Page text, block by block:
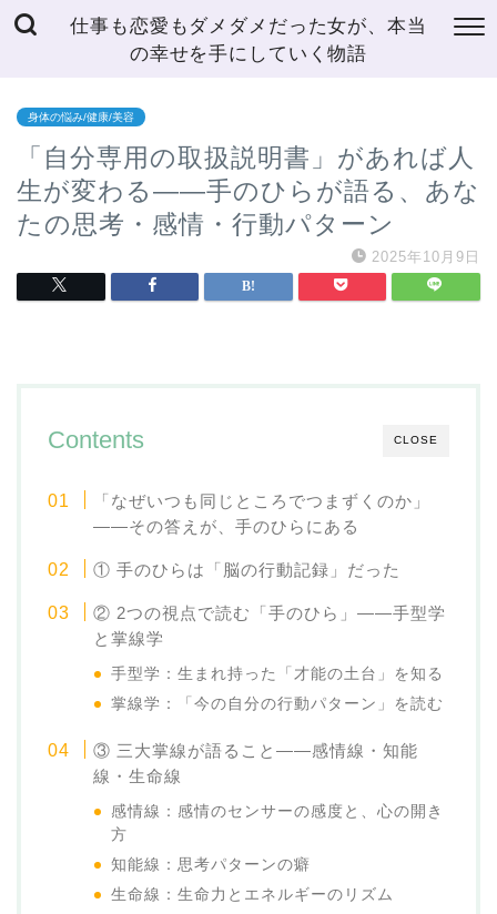
仕事も恋愛もダメダメだった女が、本当
の幸せを手にしていく物語
身体の悩み/健康/美容
「自分専用の取扱説明書」があれば人
生が変わる——手のひらが語る、あな
たの思考・感情・行動パターン
2025年10月9日
CLOSE
Contents
「なぜいつも同じところでつまずくのか」
——その答えが、手のひらにある
① 手のひらは「脳の行動記録」だった
② 2つの視点で読む「手のひら」——手型学
と掌線学
手型学：生まれ持った「才能の土台」を知る
掌線学：「今の自分の行動パターン」を読む
③ 三大掌線が語ること——感情線・知能
線・生命線
感情線：感情のセンサーの感度と、心の開き
方
知能線：思考パターンの癖
生命線：生命力とエネルギーのリズム